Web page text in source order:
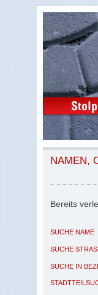
NAMEN,
Bereits
SUCHE NAME
SUCHE
SUCHE IN